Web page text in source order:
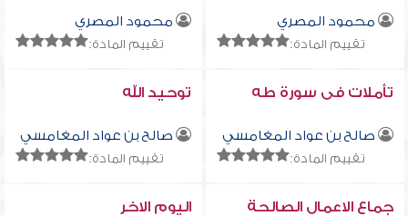
محمود المصري
تقييم المادة:
محمود المصري
تقييم المادة:
تأملات فى سورة طه
صالح بن عواد المغامسي
تقييم المادة:
توحيد الله
صالح بن عواد المغامسي
تقييم المادة:
جماع الاعمال الصالحة اليوم الاخر